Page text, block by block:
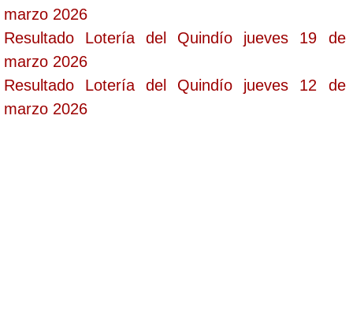
marzo 2026
Resultado Lotería del Quindío jueves 19 de
marzo 2026
Resultado Lotería del Quindío jueves 12 de
marzo 2026